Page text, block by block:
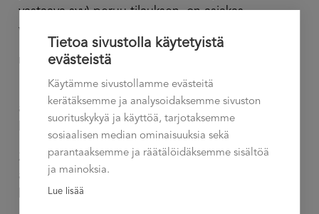
vastaava syy) peruu tilauksen, on asiakas
velvollinen
maksamaan koulutuksen hinnasta seuraavasti:
1. Peruutus alle 3 viikkoa koulutuksen
alkamispäivästä, laskutetaan 25 % koulutuksen
2. Peruutus alle 2 viikkoa koulutuksen
alkamispäivästä, laskutetaan 50 % koulutuksen
hinnasta.
Tietoa sivustolla käytetyistä
evästeistä
Käytämme sivustollamme evästeitä
kerätäksemme ja analysoidaksemme sivuston
suorituskykyä ja käyttöä, tarjotaksemme
sosiaalisen median ominaisuuksia sekä
parantaaksemme ja räätälöidäksemme sisältöä
ja mainoksia.
Lue lisää